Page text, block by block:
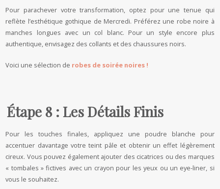
Pour parachever votre transformation, optez pour une tenue qui
reflète l’esthétique gothique de Mercredi. Préférez une robe noire à
manches longues avec un col blanc. Pour un style encore plus
authentique, envisagez des collants et des chaussures noirs.
Voici une sélection de robes de soirée noires !
Étape 8 : Les Détails Finis
Pour les touches finales, appliquez une poudre blanche pour
accentuer davantage votre teint pâle et obtenir un effet légèrement
cireux. Vous pouvez également ajouter des cicatrices ou des marques
« tombales » fictives avec un crayon pour les yeux ou un eye-liner, si
vous le souhaitez.